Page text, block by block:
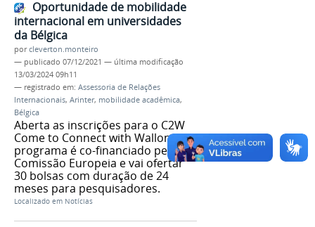
Oportunidade de mobilidade
internacional em universidades
da Bélgica
porcleverton.monteiro
— publicado 07/12/2021 — última modificação
13/03/2024 09h11
— registrado em: Assessoria de Relações
Internacionais, Arinter, mobilidade acadêmica,
Bélgica
Aberta as inscrições para o C2W
Come to Connect with Wallonia. O
programa é co-financiado pela
Comissão Europeia e vai ofertar
30 bolsas com duração de 24
meses para pesquisadores.
Localizado em Notícias